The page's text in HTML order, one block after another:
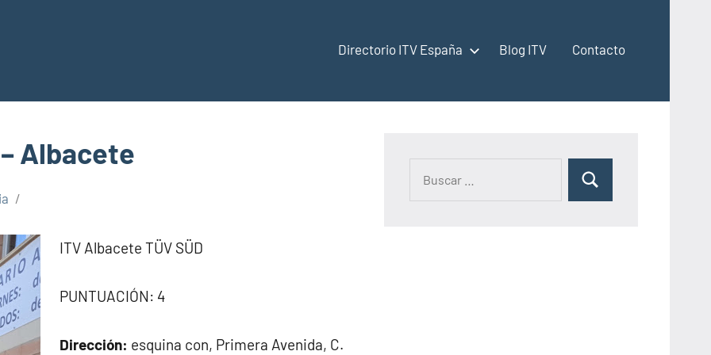
Directorio ITV España Blog ITV Contacto
Albacete
ITV Albacete TÜV SÜD
PUNTUACIÓN: 4
Dirección: esquina con, Primera Avenida, C.
Buscar